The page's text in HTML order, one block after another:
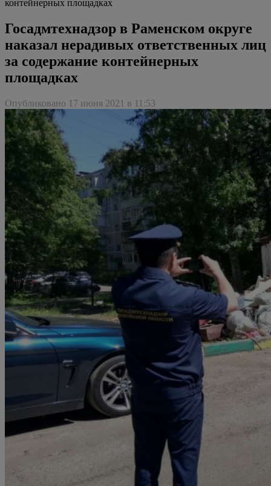
контейнерных площадках
Госадмтехнадзор в Раменском округе
наказал нерадивых ответственных лиц
за содержание контейнерных
площадках
Опубликовано 17 июня 2021 в 11:53